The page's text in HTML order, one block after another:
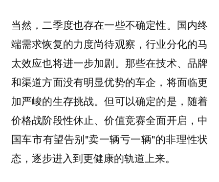
当然，二季度也存在一些不确定性。国内终
端需求恢复的力度尚待观察，行业分化的马
太效应也将进一步加剧。那些在技术、品牌
和渠道方面没有明显优势的车企，将面临更
加严峻的生存挑战。但可以确定的是，随着
价格战阶段性休止、价值竞赛全面开启，中
国车市有望告别"卖一辆亏一辆"的非理性状
态，逐步进入到更健康的轨道上来。